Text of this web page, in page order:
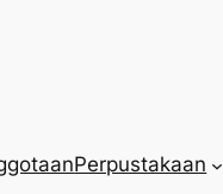
Perpustakaan